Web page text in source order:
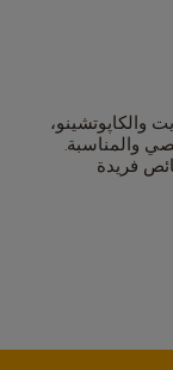
والكاپوتشينو،
والمناسبة.
فريدة